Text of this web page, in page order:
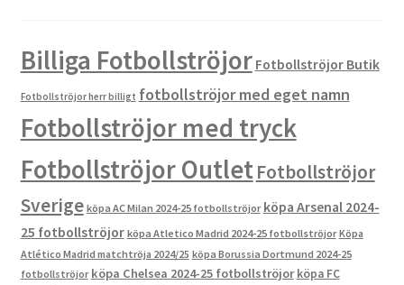
Billiga Fotbollströjor Fotbollströjor Butik
Fotbollströjor herr billigt fotbollströjor med eget namn
Fotbollströjor med tryck
Fotbollströjor OutletFotbollströjor
Sverige köpa AC Milan 2024-25 fotbollströjor köpa Arsenal 2024-
25 fotbollströjor köpa Atletico Madrid 2024-25 fotbollströjor Köpa
Atlético Madrid matchtröja 2024/25 köpa Borussia Dortmund 2024-25
fotbollströjor köpa Chelsea 2024-25 fotbollströjor köpa FC